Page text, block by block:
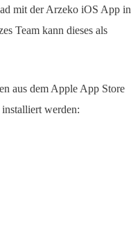
mit der Arzeko iOS App in
Team kann dieses als
aus dem Apple App Store
werden: